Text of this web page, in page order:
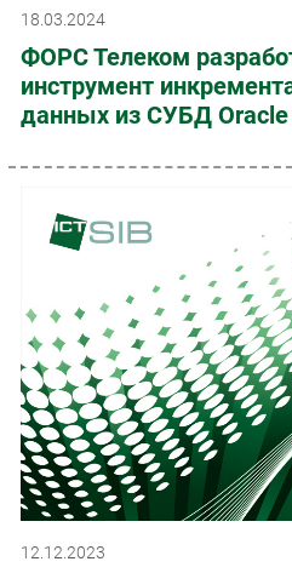
18.03.2024
ФОРС Телеком
инструмент
данных из СУБД
12.12.2023